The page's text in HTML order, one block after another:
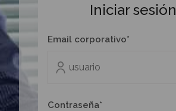
Iniciar sesión
Email corporativo*
Contraseña*